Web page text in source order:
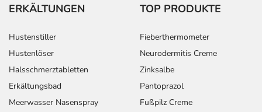
ERKÄLTUNGEN
Hustenstiller
Hustenlöser
Halsschmerztabletten
Erkältungsbad
Meerwasser Nasenspray
TOP PRODUKTE
Fieberthermometer
Neurodermitis Creme
Zinksalbe
Pantoprazol
Fußpilz Creme